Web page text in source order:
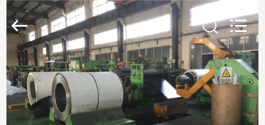
ΣΠΊΤΙ
ΠΡΟΪΌΝΤΑ
Special
Steel
Co.,
Ltd.
Rights
Reserved.